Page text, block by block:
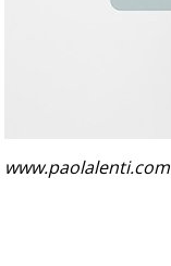
www.paolalenti.com